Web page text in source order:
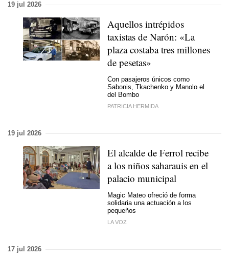
19 jul 2026
Aquellos intrépidos
taxistas de Narón: «La
plaza costaba tres millones
de pesetas»
Con pasajeros únicos como
Sabonis, Tkachenko y Manolo el
del Bombo
PATRICIA HERMIDA
19 jul 2026
El alcalde de Ferrol recibe
a los niños saharauis en el
palacio municipal
Magic Mateo ofreció de forma
solidaria una actuación a los
pequeños
LA VOZ
17 jul 2026